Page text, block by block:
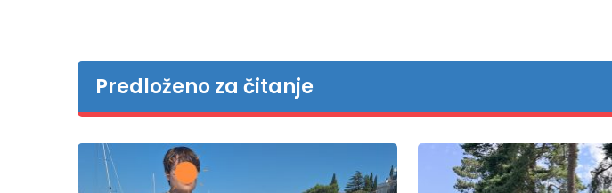
Predloženo za čitanje